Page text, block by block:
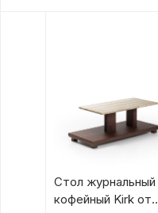
Стол журнальный |
кофейный Kirk от